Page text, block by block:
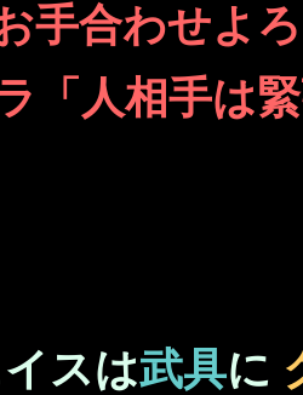
手合わせよ
「人相手は
スは武具に